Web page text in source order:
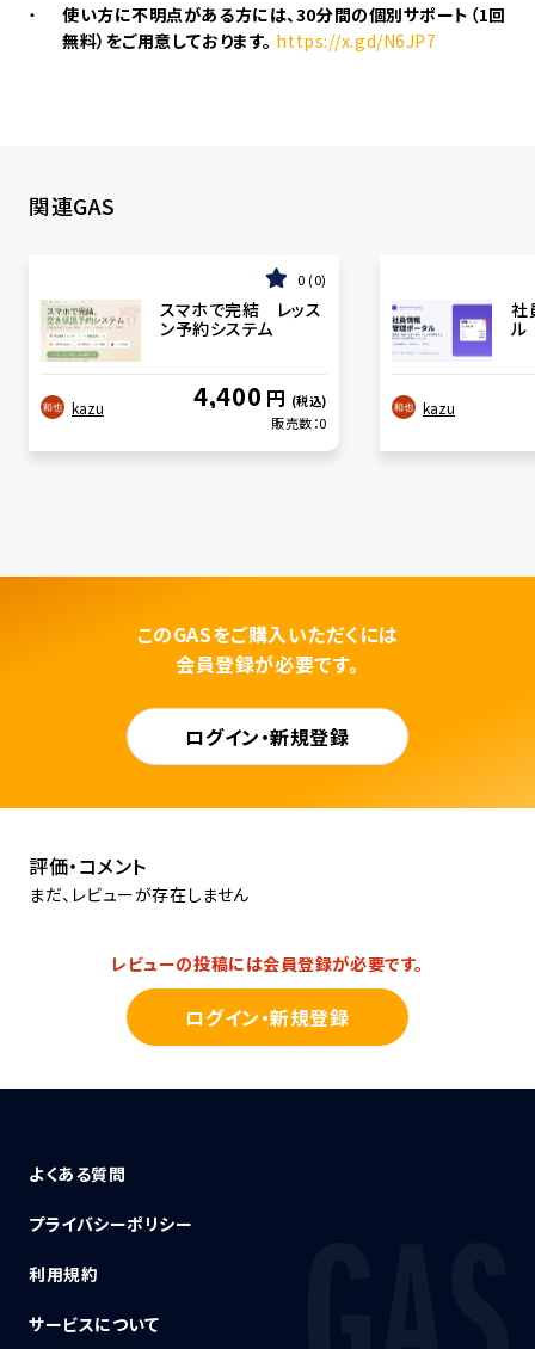
使い方に不明点がある方には、30分間の個別サポート（1回
無料）をご用意しております。 https://x.gd/N6JP7
関連GAS
0 0
スマホで完結 レッス
ン予約システム
kazu 4,400 円 (税込)
販売数：0
社
ル
kazu
このGASをご購入いただくには
会員登録が必要です。
ログイン・新規登録
評価・コメント
まだ、レビューが存在しません
レビューの投稿には会員登録が必要です。
ログイン・新規登録
よくある質問
プライバシーポリシー
利用規約
サービスについて